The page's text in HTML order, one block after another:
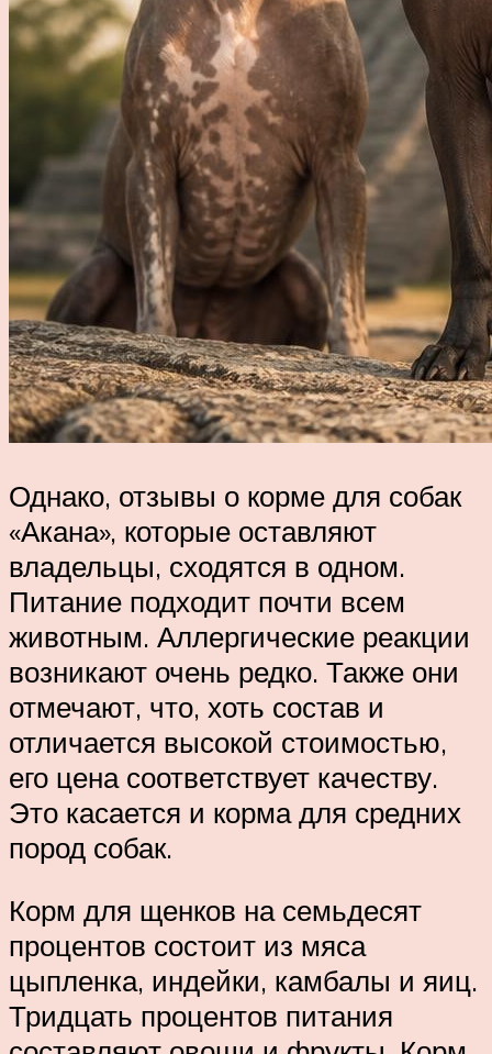
Однако, отзывы о корме для собак
«Акана», которые оставляют
владельцы, сходятся в одном.
Питание подходит почти всем
животным. Аллергические реакции
возникают очень редко. Также они
отмечают, что, хоть состав и
отличается высокой стоимостью,
его цена соответствует качеству.
Это касается и корма для средних
пород собак.
Корм для щенков на семьдесят
процентов состоит из мяса
цыпленка, индейки, камбалы и яиц.
Тридцать процентов питания